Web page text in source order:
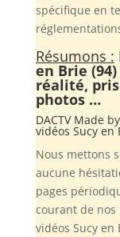
spécifique en
Résumons :
en Brie
réalité,
photos …
DACTV Made by
vidéos Sucy en
Nous mettons
aucune
pages
courant de
vidéos Sucy en